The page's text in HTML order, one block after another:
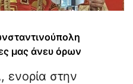
μας άνευ όρων
στην